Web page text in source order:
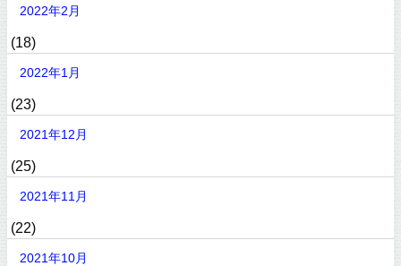
2022年2月
(18)
2022年1月
(23)
2021年12月
(25)
2021年11月
(22)
2021年10月